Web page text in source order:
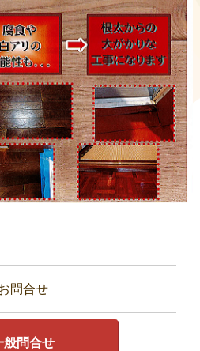
問合せ
般問合せ